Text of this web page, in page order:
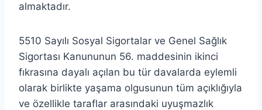
almaktadır.
5510 Sayılı Sosyal Sigortalar ve Genel Sağlık
Sigortası Kanununun 56. maddesinin ikinci
fıkrasına dayalı açılan bu tür davalarda eylemli
olarak birlikte yaşama olgusunun tüm açıklığıyla
ve özellikle taraflar arasındaki uyuşmazlık